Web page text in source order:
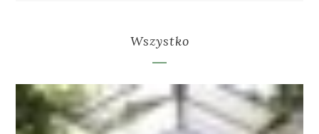
Wszystko